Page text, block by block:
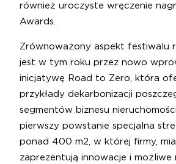
również uroczyste wręczenie
Awards.
Zrównoważony aspekt festiwalu
jest w tym roku przez nowo
inicjatywę Road to Zero, która
przykłady dekarbonizacji
segmentów biznesu
pierwszy powstanie specjalna
ponad 400 m2, w której firmy,
zaprezentują innowacje i możliwe